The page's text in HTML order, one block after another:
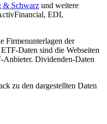
& Schwarz und weitere
EDI,
Firmenunterlagen der
Daten sind die Webseiten
Anbieter. Dividenden-Daten
zu den dargestellten Daten